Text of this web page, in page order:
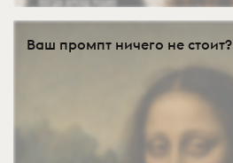
Ваш промпт ничего не стоит?